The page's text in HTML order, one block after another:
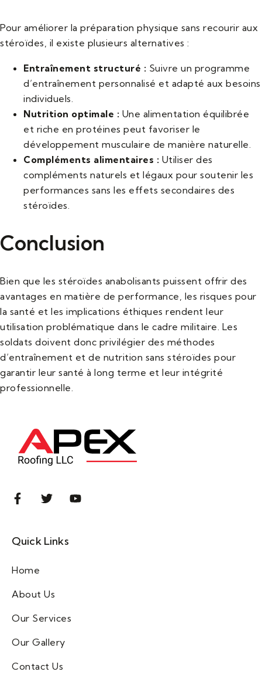
Pour améliorer la préparation physique sans recourir aux
stéroïdes, il existe plusieurs alternatives :
Entraînement structuré : Suivre un programme
d’entraînement personnalisé et adapté aux besoins
individuels.
Nutrition optimale : Une alimentation équilibrée
et riche en protéines peut favoriser le
développement musculaire de manière naturelle.
Compléments alimentaires : Utiliser des
compléments naturels et légaux pour soutenir les
performances sans les effets secondaires des
stéroïdes.
Conclusion
Bien que les stéroïdes anabolisants puissent offrir des
avantages en matière de performance, les risques pour
la santé et les implications éthiques rendent leur
utilisation problématique dans le cadre militaire. Les
soldats doivent donc privilégier des méthodes
d’entraînement et de nutrition sans stéroïdes pour
garantir leur santé à long terme et leur intégrité
professionnelle.
Quick Links
Home
About Us
Our Services
Our Gallery
Contact Us